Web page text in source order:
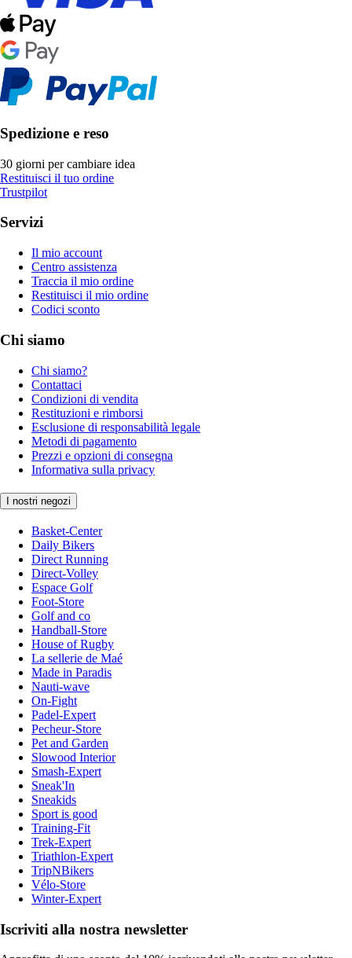
Spedizione e reso
30 giorni per cambiare idea
Restituisci il tuo ordine
Trustpilot
Servizi
Il mio account
Centro assistenza
Traccia il mio ordine
Restituisci il mio ordine
Codici sconto
Chi siamo
Chi siamo?
Contattaci
Condizioni di vendita
Restituzioni e rimborsi
Esclusione di responsabilità legale
Metodi di pagamento
Prezzi e opzioni di consegna
Informativa sulla privacy
I nostri negozi
Basket-Center
Daily Bikers
Direct Running
Direct-Volley
Espace Golf
Foot-Store
Golf and co
Handball-Store
House of Rugby
La sellerie de Maé
Made in Paradis
Nauti-wave
On-Fight
Padel-Expert
Pecheur-Store
Pet and Garden
Slowood Interior
Smash-Expert
Sneak'In
Sneakids
Sport is good
Training-Fit
Trek-Expert
Triathlon-Expert
TripNBikers
Vélo-Store
Winter-Expert
Iscriviti alla nostra newsletter